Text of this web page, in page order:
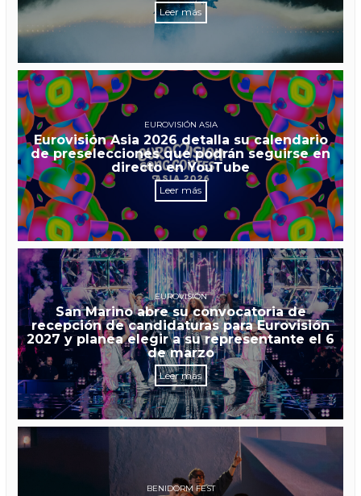
Leer más
EUROVISIÓN ASIA
Eurovisión Asia 2026 detalla su calendario
de preselecciones que podrán seguirse en
directo en YouTube
Leer más
EUROVISIÓN
San Marino abre su convocatoria de
recepción de candidaturas para Eurovisión
2027 y planea elegir a su representante el 6
de marzo
Leer más
BENIDORM FEST